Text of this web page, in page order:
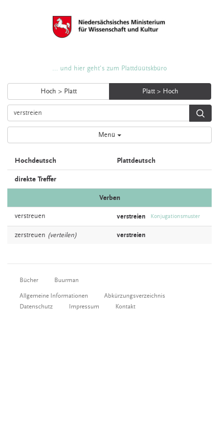
... und hier geht's zum Plattdüütskbüro
Hoch > Platt Platt > Hoch
Menü
Hochdeutsch Plattdeutsch
direkte Treffer
Verben
verstreuen verstreien Konjugationsmuster
zerstreuen (verteilen) verstreien
Bücher Buurman
Allgemeine Informationen
Abkürzungsverzeichnis
Datenschutz
Impressum Kontakt